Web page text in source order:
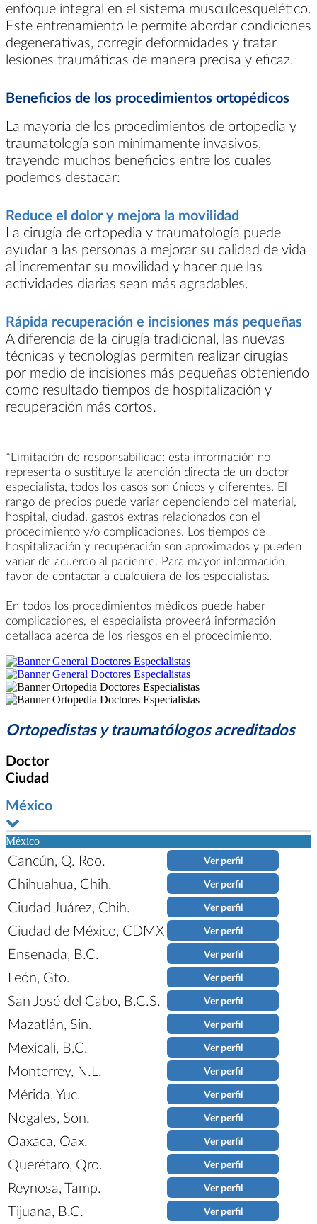
enfoque integral en el sistema musculoesquelético.
Este entrenamiento le permite abordar condiciones
degenerativas, corregir deformidades y tratar
lesiones traumáticas de manera precisa y eficaz.
Beneficios de los procedimientos ortopédicos
La mayoría de los procedimientos de ortopedia y
traumatología son mínimamente invasivos,
trayendo muchos beneficios entre los cuales
podemos destacar:
Reduce el dolor y mejora la movilidad
La cirugía de ortopedia y traumatología puede
ayudar a las personas a mejorar su calidad de vida
al incrementar su movilidad y hacer que las
actividades diarias sean más agradables.
Rápida recuperación e incisiones más pequeñas
A diferencia de la cirugía tradicional, las nuevas
técnicas y tecnologías permiten realizar cirugías
por medio de incisiones más pequeñas obteniendo
como resultado tiempos de hospitalización y
recuperación más cortos.
*Limitación de responsabilidad: esta información no
representa o sustituye la atención directa de un doctor
especialista, todos los casos son únicos y diferentes. El
rango de precios puede variar dependiendo del material,
hospital, ciudad, gastos extras relacionados con el
procedimiento y/o complicaciones. Los tiempos de
hospitalización y recuperación son aproximados y pueden
variar de acuerdo al paciente. Para mayor información
favor de contactar a cualquiera de los especialistas.
En todos los procedimientos médicos puede haber
complicaciones, el especialista proveerá información
detallada acerca de los riesgos en el procedimiento.
Ortopedistas y traumatólogos acreditados
Doctor
Ciudad
México
México
Cancún, Q. Roo. Ver perfil
Chihuahua, Chih. Ver perfil
Ciudad Juárez, Chih. Ver perfil
Ciudad de México, CDMX Ver perfil
Ensenada, B.C. Ver perfil
León, Gto. Ver perfil
San José del Cabo, B.C.S. Ver perfil
Mazatlán, Sin. Ver perfil
Mexicali, B.C. Ver perfil
Monterrey, N.L. Ver perfil
Mérida, Yuc. Ver perfil
Nogales, Son. Ver perfil
Oaxaca, Oax. Ver perfil
Querétaro, Qro. Ver perfil
Reynosa, Tamp. Ver perfil
Tijuana, B.C. Ver perfil